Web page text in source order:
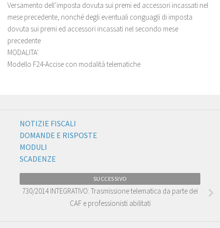
Versamento dell’imposta dovuta sui premi ed accessori incassati nel
mese precedente, nonché degli eventuali conguagli di imposta
dovuta sui premi ed accessori incassati nel secondo mese
precedente
MODALITA’
Modello F24-Accise con modalità telematiche
NOTIZIE FISCALI
DOMANDE E RISPOSTE
MODULI
SCADENZE
SUCCESSIVO
730/2014 INTEGRATIVO: Trasmissione telematica da parte dei
CAF e professionisti abilitati